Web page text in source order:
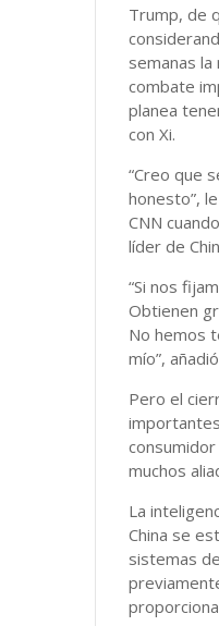
Trump, de
semanas
combate
planea
con Xi.
“Creo que
honesto”,
CNN
líder de
“Si nos
Obtienen
No hemos
mío”,
Pero el
muchos
La
China se
sistemas